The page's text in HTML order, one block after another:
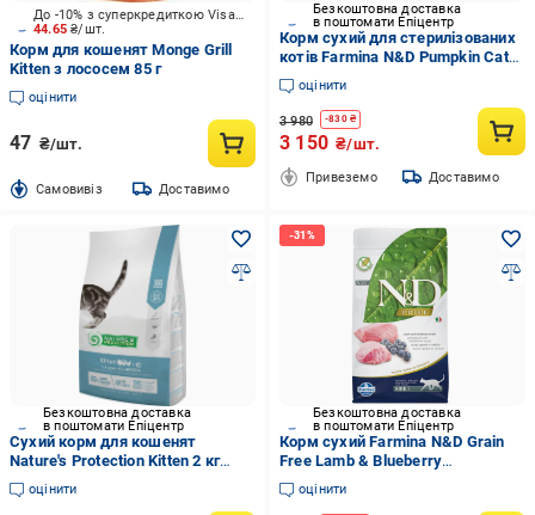
44.65₴/шт.
До -10% з суперкредиткою Visa Вигода
Корм для кошенят Monge Grill
Kitten з лососем 85 г
оцінити
47 ₴/шт.
Cамовивіз Доставимо
Безкоштовна доставка
в поштомати Епіцентр
Корм сухий для стерилізованих
котів Farmina N&D Pumpkin Cat
Lamb & Blueberry Neutered ягня з
гарбузом чорниця 5 кг
(34078885)
оцінити
3 980 -830₴
3 150 ₴/шт.
Привеземо Доставимо
Безкоштовна доставка
в поштомати Епіцентр
Сухий корм для кошенят
Nature's Protection Kitten 2 кг
(NPS45758)
оцінити
Безкоштовна доставка
в поштомати Епіцентр
Корм сухий Farmina N&D Grain
Free Lamb & Blueberry
беззерновий для кішок ягня
чорниця 10 кг (34174596)
оцінити